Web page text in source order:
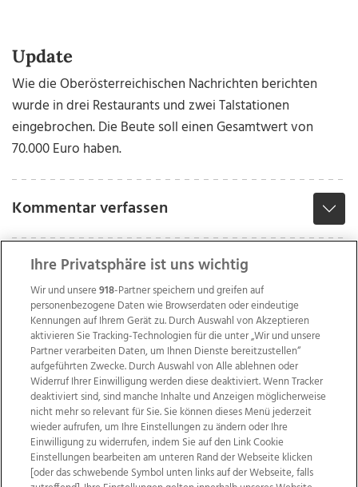
Update
Wie die Oberösterreichischen Nachrichten berichten
wurde in drei Restaurants und zwei Talstationen
eingebrochen. Die Beute soll einen Gesamtwert von
70.000 Euro haben.
Kommentar verfassen
Wir über uns Mediadaten Kontakt
Jobs
Datenschutz
Impressum AGB Anzeigekunden
Ihre Privatsphäre ist uns wichtig
Wir und unsere918-Partner speichern und greifen auf
personenbezogene Daten wie Browserdaten oder eindeutige
Kennungen auf Ihrem Gerät zu. Durch Auswahl von Akzeptieren
aktivieren Sie Tracking-Technologien für die unter „Wir und unsere
Partner verarbeiten Daten, um Ihnen Dienste bereitzustellen“
aufgeführten Zwecke. Durch Auswahl von Alle ablehnen oder
Widerruf Ihrer Einwilligung werden diese deaktiviert. Wenn Tracker
deaktiviert sind, sind manche Inhalte und Anzeigen möglicherweise
nicht mehr so relevant für Sie. Sie können dieses Menü jederzeit
wieder aufrufen, um Ihre Einstellungen zu ändern oder Ihre
Einwilligung zu widerrufen, indem Sie auf den Link Cookie
Einstellungen bearbeiten am unteren Rand der Webseite klicken
[oder das schwebende Symbol unten links auf der Webseite, falls